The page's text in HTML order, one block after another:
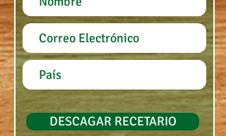
DESCAGAR RECETARIO